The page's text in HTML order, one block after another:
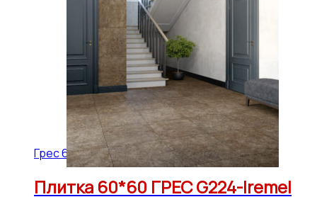
Грес 600*600 РЕКТ ГРАНИТЕЯ Матовый
Плитка 60*60 ГРЕС G224-Iremel